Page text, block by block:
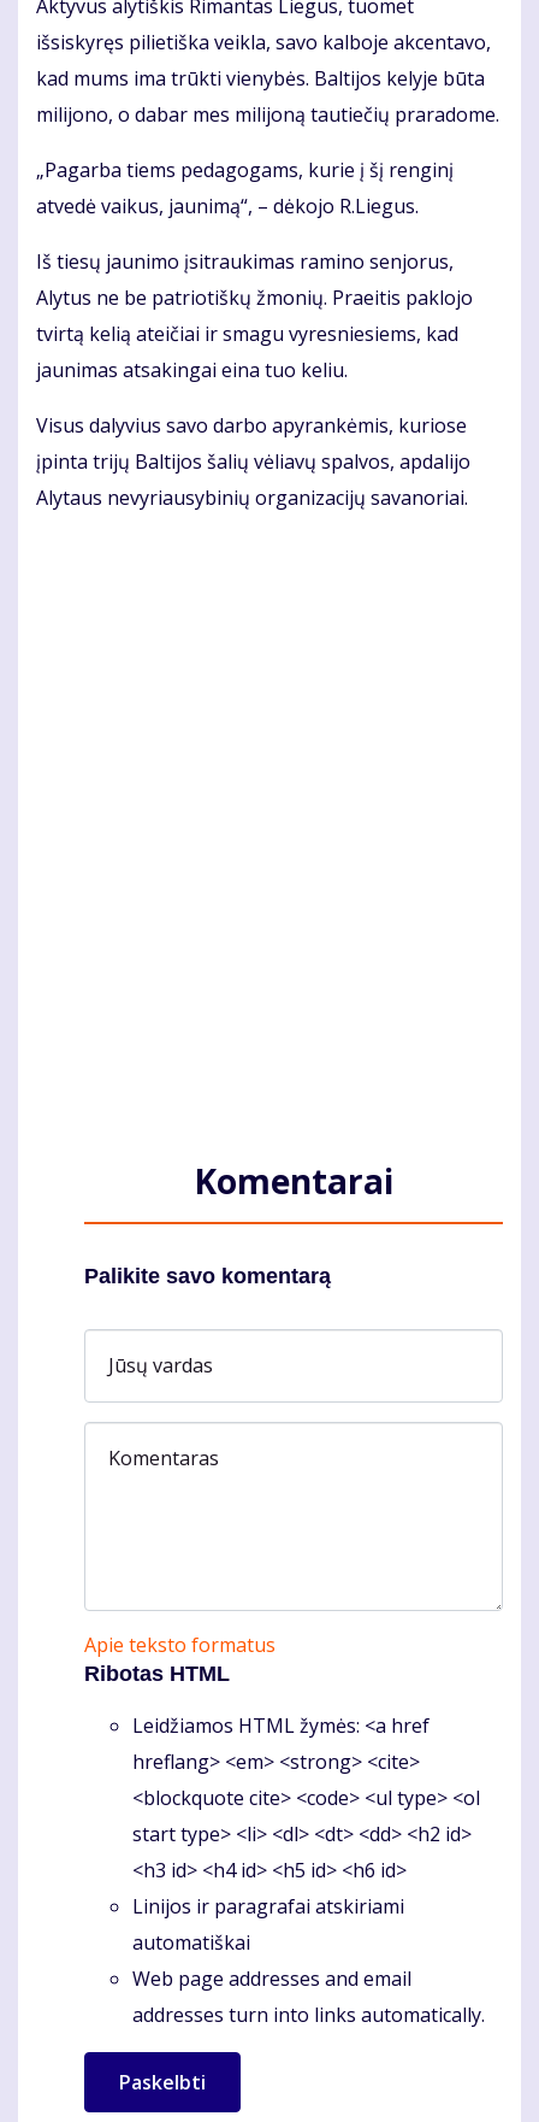
Aktyvus alytiškis Rimantas Liegus, tuomet
išsiskyręs pilietiška veikla, savo kalboje akcentavo,
kad mums ima trūkti vienybės. Baltijos kelyje būta
milijono, o dabar mes milijoną tautiečių praradome.
„Pagarba tiems pedagogams, kurie į šį renginį
atvedė vaikus, jaunimą“, – dėkojo R.Liegus.
Iš tiesų jaunimo įsitraukimas ramino senjorus,
Alytus ne be patriotiškų žmonių. Praeitis paklojo
tvirtą kelią ateičiai ir smagu vyresniesiems, kad
jaunimas atsakingai eina tuo keliu.
Visus dalyvius savo darbo apyrankėmis, kuriose
įpinta trijų Baltijos šalių vėliavų spalvos, apdalijo
Alytaus nevyriausybinių organizacijų savanoriai.
Komentarai
Palikite savo komentarą
Jūsų vardas
Komentaras
Apie teksto formatus
Ribotas HTML
Leidžiamos HTML žymės: <a href
hreflang> <em> <strong> <cite>
<blockquote cite> <code> <ul type> <ol
start type> <li> <dl> <dt> <dd> <h2 id>
<h3 id> <h4 id> <h5 id> <h6 id>
Linijos ir paragrafai atskiriami
automatiškai
Web page addresses and email
addresses turn into links automatically.